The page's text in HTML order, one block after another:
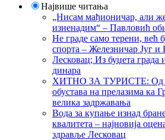
Највише читања
„Нисам мађионичар, али
изненадим“ – Павловић
Не граде само терени, већ
спорта – Железничар Југ
Лесковац; Из буџета града
динара
ХИТНО ЗА ТУРИСТЕ: Од 5
обустава на прелазима ка
велика задржавања
Вода за купање изнад
квалитета – најновија
здравље Лесковац